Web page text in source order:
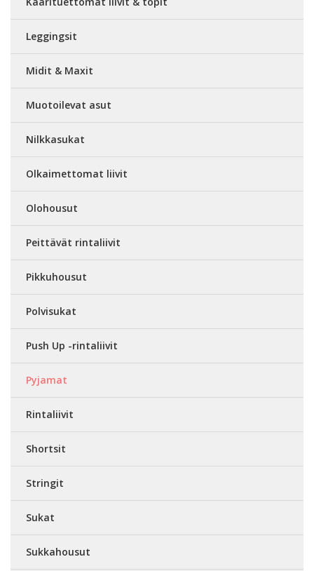
Leggingsit
Midit & Maxit
Muotoilevat asut
Nilkkasukat
Olkaimettomat liivit
Olohousut
Peittävät rintaliivit
Pikkuhousut
Polvisukat
Push Up -rintaliivit
Pyjamat
Rintaliivit
Shortsit
Stringit
Sukat
Sukkahousut